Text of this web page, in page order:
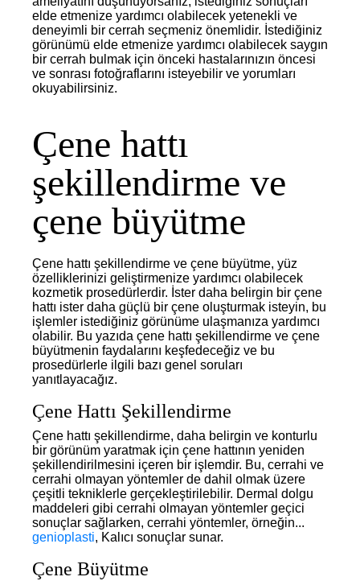
elde etmenize yardımcı olabilecek yetenekli ve
deneyimli bir cerrah seçmeniz önemlidir. İstediğiniz
görünümü elde etmenize yardımcı olabilecek saygın
bir cerrah bulmak için önceki hastalarınızın öncesi
ve sonrası fotoğraflarını isteyebilir ve yorumları
okuyabilirsiniz.
Çene hattı
şekillendirme ve
çene büyütme
Çene hattı şekillendirme ve çene büyütme, yüz
özelliklerinizi geliştirmenize yardımcı olabilecek
kozmetik prosedürlerdir. İster daha belirgin bir çene
hattı ister daha güçlü bir çene oluşturmak isteyin, bu
işlemler istediğiniz görünüme ulaşmanıza yardımcı
olabilir. Bu yazıda çene hattı şekillendirme ve çene
büyütmenin faydalarını keşfedeceğiz ve bu
prosedürlerle ilgili bazı genel soruları
yanıtlayacağız.
Çene Hattı Şekillendirme
Çene hattı şekillendirme, daha belirgin ve konturlu
bir görünüm yaratmak için çene hattının yeniden
şekillendirilmesini içeren bir işlemdir. Bu, cerrahi ve
cerrahi olmayan yöntemler de dahil olmak üzere
çeşitli tekniklerle gerçekleştirilebilir. Dermal dolgu
maddeleri gibi cerrahi olmayan yöntemler geçici
sonuçlar sağlarken, cerrahi yöntemler, örneğin...
genioplasti, Kalıcı sonuçlar sunar.
Çene Büyütme